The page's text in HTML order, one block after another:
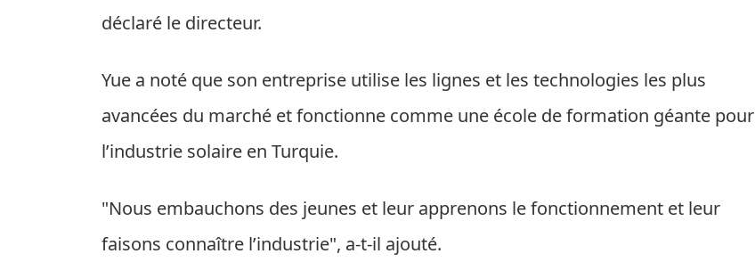
déclaré le directeur.
Yue a noté que son entreprise utilise les lignes et les technologies les plus
avancées du marché et fonctionne comme une école de formation géante pour
l’industrie solaire en Turquie.
"Nous embauchons des jeunes et leur apprenons le fonctionnement et leur
faisons connaître l’industrie", a-t-il ajouté.